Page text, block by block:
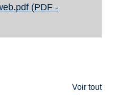
(PDF -
Voir tout